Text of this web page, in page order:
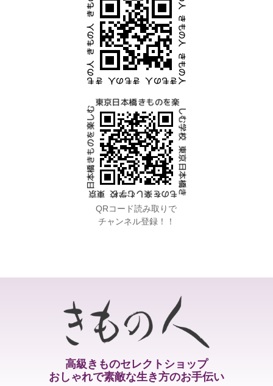
QRコード読み取りで
チャンネル登録！！
高級きものセレクトショップ
おしゃれで素敵な生き方のお手伝い